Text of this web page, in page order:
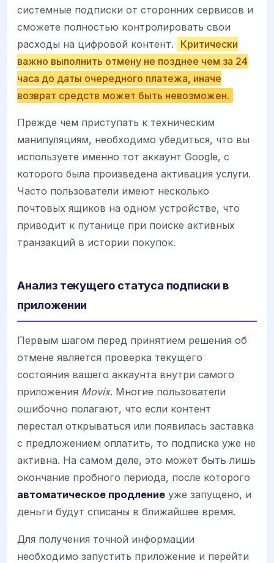
системные подписки от сторонних сервисов и
сможете полностью контролировать свои
расходы на цифровой контент.
Критически
важно выполнить отмену не позднее чем за 24
часа до даты очередного платежа, иначе
возврат средств может быть невозможен.
Прежде чем приступать к техническим
манипуляциям, необходимо убедиться, что вы
используете именно тот аккаунт Google, с
которого была произведена активация услуги.
Часто пользователи имеют несколько
почтовых ящиков на одном устройстве, что
приводит к путанице при поиске активных
транзакций в истории покупок.
Анализ текущего статуса подписки в
приложении
Первым шагом перед принятием решения об
отмене является проверка текущего
состояния вашего аккаунта внутри самого
приложения Movix. Многие пользователи
ошибочно полагают, что если контент
перестал открываться или появилась заставка
с предложением оплатить, то подписка уже не
активна. На самом деле, это может быть лишь
окончание пробного периода, после которого
автоматическое продление уже запущено, и
деньги будут списаны в ближайшее время.
Для получения точной информации
необходимо запустить приложение и перейти